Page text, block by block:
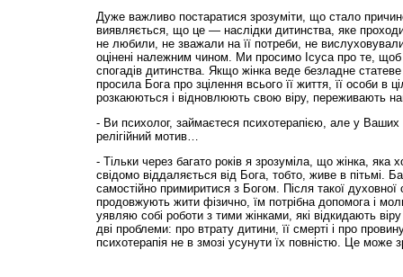
Дуже важливо постаратися зрозуміти, що стало
виявляється, що це — наслідки дитинства, яке
не любили, не зважали на її потреби, не
оцінені належним чином. Ми просимо Ісуса про те, щоб
спогадів дитинства. Якщо жінка веде безладне
просила Бога про зцілення всього її життя, її особи в
розкаюються і відновлюють свою віру, переживають
- Ви психолог, займаєтеся психотерапією, але у
релігійний мотив…
- Тільки через багато років я зрозуміла, що жінка, яка
свідомо віддаляється від Бога, тобто, живе в пітьмі.
самостійно примиритися з Богом. Після такої духовної
продовжують жити фізично, їм потрібна допомога і
уявляю собі роботи з тими жінками, які відкидають
дві проблеми: про втрату дитини, її смерті і про
психотерапія не в змозі усунути їх повністю. Це може